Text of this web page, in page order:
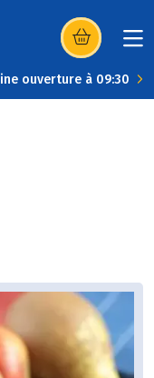
(s’ouvre dans
ouverture à 09:30